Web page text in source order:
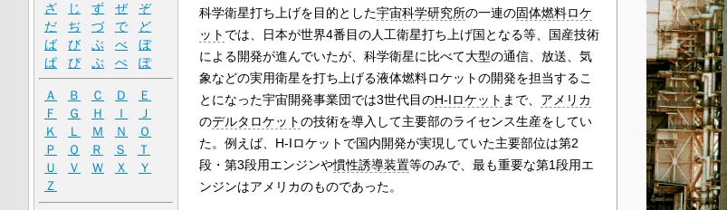
科学衛星打ち上げを目的とした宇宙科学研究所の一連の固体燃料ロケ
ット では、日本が世界4番目の人工衛星打ち上げ国となる等、国産技術
による開発が進んでいたが、科学衛星に比べて大型の通信、放送、気
象などの実用衛星を打ち上げる液体燃料ロケットの開発を担当するこ
とになった宇宙開発事業団では3世代目のH-Iロケット まで、 アメリカ
のデルタロケットの技術を導入して主要部のライセンス生産をしてい
た。例えば、H-Iロケットで国内開発が実現していた主要部位は第2
段・第3段用エンジンや慣性誘導装置等のみで、最も重要な第1段用エ
ンジンはアメリカのものであった。
ざ
じ ず ぜ
ぞ
だ
ぢ づ で
ど
ば
び ぶ べ
ぼ
ぱ
ぴ ぷ ぺ ぽ
Ａ Ｂ Ｃ Ｄ
Ｅ
Ｆ
Ｇ Ｈ Ｉ
Ｊ
Ｋ
Ｌ Ｍ Ｎ
Ｏ
Ｐ
Ｑ Ｒ Ｓ
Ｔ
Ｕ
Ｖ Ｗ Ｘ
Ｙ
Ｚ